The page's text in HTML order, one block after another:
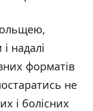
надалі
форматів
не
і болісних